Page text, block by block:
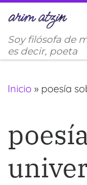
Saltar al
Soy filósofa de
es decir, poeta
Inicio » poesía